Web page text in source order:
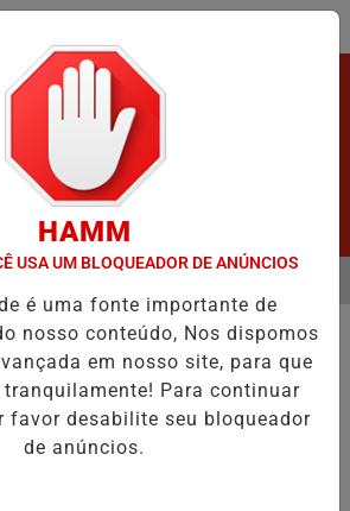
de prisão.
CONTRA INDIVÍDUO
DE VULNERÁVEL
HAMM
USA UM BLOQUEADOR DE ANÚNCIOS
é uma fonte importante de
nosso conteúdo, Nos dispomos
em nosso site, para que
tranquilamente! Para continuar
favor desabilite seu bloqueador
de anúncios.